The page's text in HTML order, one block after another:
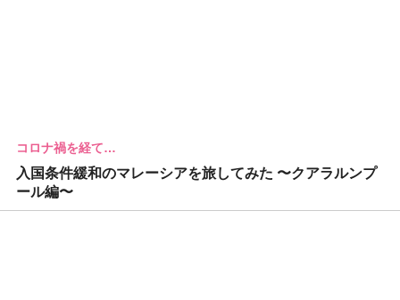
コロナ禍を経て…
入国条件緩和のマレーシアを旅してみた 〜クアラルンプ
ール編〜